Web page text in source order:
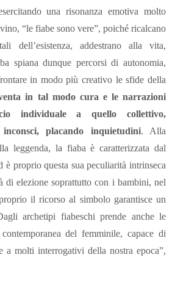
una risonanza emotiva molto
“le fiabe sono vere”, poiché ricalcano
dell’esistenza, addestrano alla vita,
spiana dunque percorsi di autonomia,
in modo più creativo le sfide della
in tal modo cura e le narrazioni
individuale a quello collettivo,
placando inquietudini. Alla
leggenda, la fiaba è caratterizzata dal
è proprio questa sua peculiarità intrinseca
di elezione soprattutto con i bambini, nel
il ricorso al simbolo garantisce un
archetipi fiabeschi prende anche le
del femminile, capace di
a molti interrogativi della nostra epoca”,